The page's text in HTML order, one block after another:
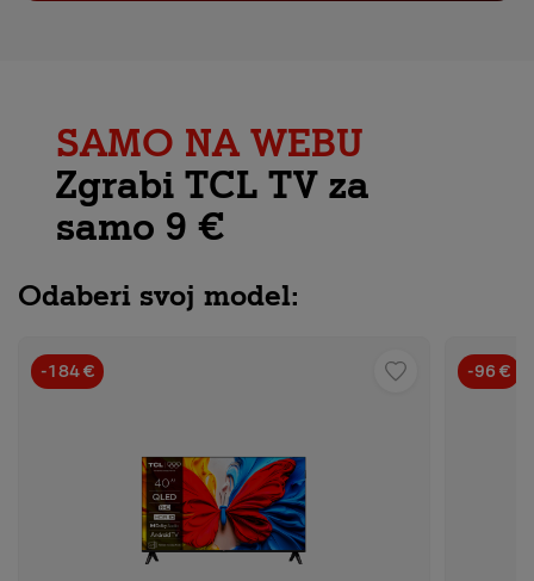
SAMO NA WEBU
Zgrabi TCL TV za
samo 9 €
Odaberi svoj model:
-184 € -96 €